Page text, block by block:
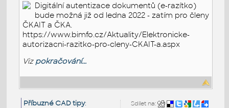
Digitální autentizace dokumentů (e-razítko)
bude možná již od ledna 2022 - zatím pro členy
ČKAIT a ČKA.
https://www.bimfo.cz/Aktuality/Elektronicke-
autorizacni-razitko-pro-cleny-CKAIT-a.aspx
Viz pokračování...
Sdílet na:
Příbuzné CAD tipy: